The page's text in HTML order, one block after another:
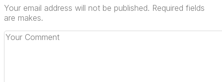
Your email address will not be published. Required fields
are makes.